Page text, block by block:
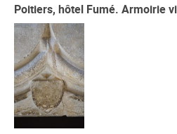
Poitiers, hôtel Fumé. Armoirie